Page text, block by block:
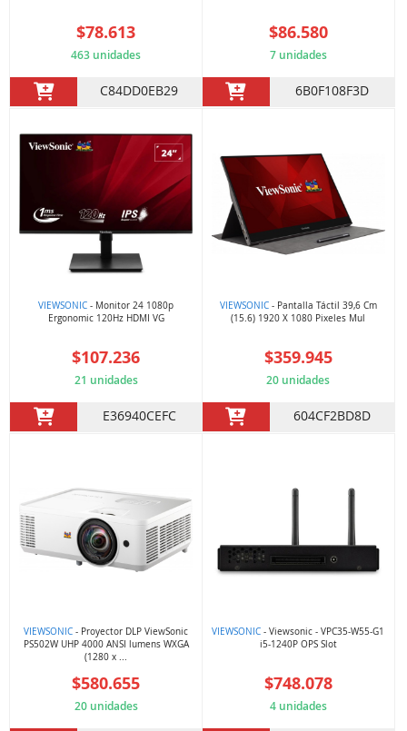
$78.613
463 unidades
C84DD0EB29
$86.580
7 unidades
6B0F108F3D
VIEWSONIC - Monitor 24 1080p
Ergonomic 120Hz HDMI VG
$107.236
21 unidades
E36940CEFC
VIEWSONIC- Pantalla Táctil 39,6 Cm
(15.6) 1920 X 1080 Pixeles Mul
$359.945
20 unidades
604CF2BD8D
VIEWSONIC - Proyector DLP ViewSonic
PS502W UHP 4000 ANSI lumens WXGA
(1280 x ...
$580.655
20 unidades
VIEWSONIC - Viewsonic - VPC35-W55-G1
i5-1240P OPS Slot
$748.078
4 unidades